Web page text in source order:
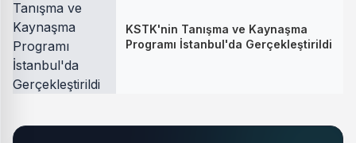
KSTK'nin Tanışma ve Kaynaşma
Programı İstanbul'da Gerçekleştirildi